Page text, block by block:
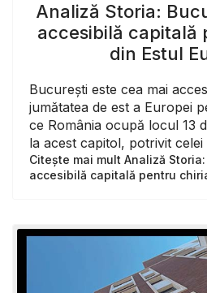
Analiză Storia:
accesibilă capitală
din Estul
București este cea mai
jumătatea de est a Europei
ce România ocupă locul 13
la acest capitol, potrivit celei
Citește mai mult Analiză
accesibilă capitală pentru